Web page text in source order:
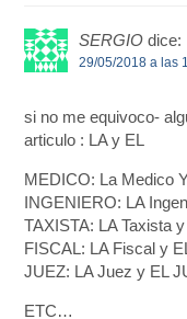
SERGIO dice:
29/05/2018 a las
si no me equivoco-
articulo : LA y EL
MEDICO: La Medico
INGENIERO: LA
TAXISTA: LA Taxista
FISCAL: LA Fiscal y
JUEZ: LA Juez y EL
ETC…